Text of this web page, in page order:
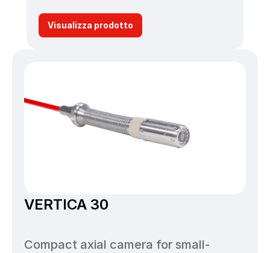
Visualizza prodotto
VERTICA 30
Compact axial camera for small-